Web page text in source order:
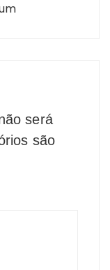
será
são